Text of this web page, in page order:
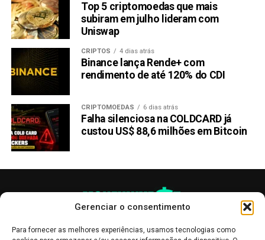
Gerenciar o consentimento
Para fornecer as melhores experiências, usamos tecnologias como
Visite a Pré-vendado DuragDoge.
aconselhamento de investimentonem recomendação
de compra de qualquer criptomoeda. O objetivo é
manter os interessados em criptomoedas informados
Compartilhar:
Copy
Link
WhatsApp
dos investidores este ano
Top 5 criptomoedas que mais
subiram em julho lideram com
Uniswap
CRIPTOS 4 dias atrás
Binance lança Rende+ com
rendimento de até 120% do CDI
CRIPTOMOEDAS 6 dias atrás
Falha silenciosa na COLDCARD já
custou US$ 88,6 milhões em Bitcoin